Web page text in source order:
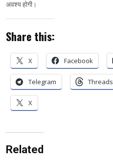
अवश्य होगी।
Share this:
X Facebook
Telegram Threads
X
Related